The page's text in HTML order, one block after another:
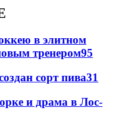
в элитном
тренером95
сорт пива31
и драма в Лос-